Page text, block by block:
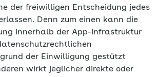
der freiwilligen Entscheidung jedes
Denn zum einen kann die
innerhalb der App-Infrastruktur
der Einwilligung gestützt
wirkt jeglicher direkte oder